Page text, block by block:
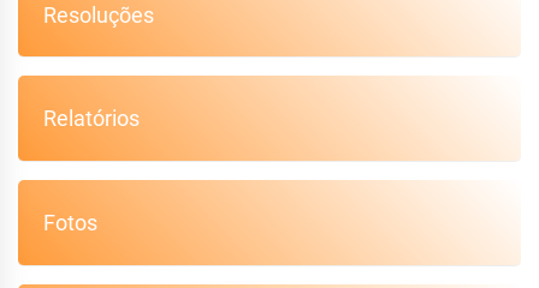
Resoluções
Relatórios
Fotos